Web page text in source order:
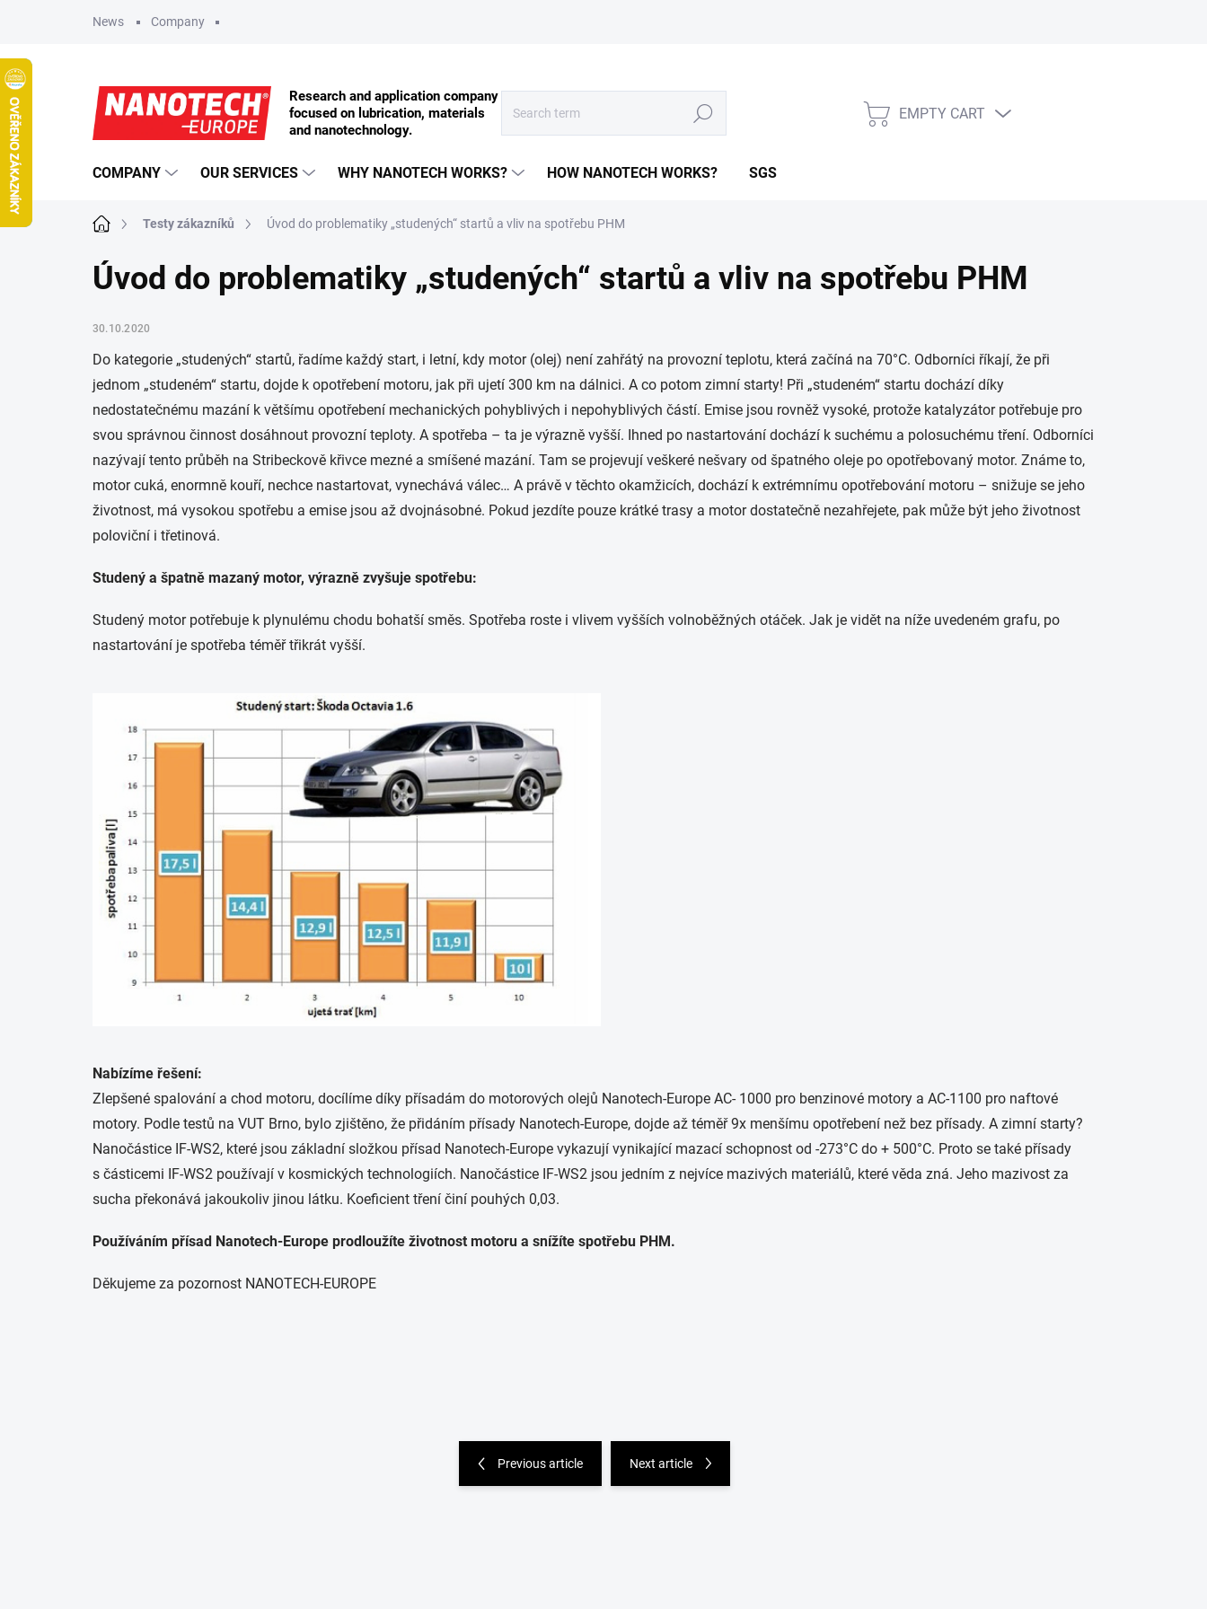
News
Company
Search SHOPPING CART
EMPTY CART
COMPANY OUR SERVICES WHY NANOTECH WORKS? HOW NANOTECH WORKS? SGS
HomeTesty zákazníků Úvod do problematiky „studených“ startů a vliv na spotřebu PHM
Úvod do problematiky „studených“ startů a vliv na spotřebu PHM
30.10.2020
Do kategorie „studených“ startů, řadíme každý start, i letní, kdy motor (olej) není zahřátý na provozní teplotu, která začíná na 70°C. Odborníci říkají, že při
jednom „studeném“ startu, dojde k opotřebení motoru, jak při ujetí 300 km na dálnici. A co potom zimní starty! Při „studeném“ startu dochází díky
nedostatečnému mazání k většímu opotřebení mechanických pohyblivých i nepohyblivých částí. Emise jsou rovněž vysoké, protože katalyzátor potřebuje pro
svou správnou činnost dosáhnout provozní teploty. A spotřeba – ta je výrazně vyšší. Ihned po nastartování dochází k suchému a polosuchému tření. Odborníci
nazývají tento průběh na Stribeckově křivce mezné a smíšené mazání. Tam se projevují veškeré nešvary od špatného oleje po opotřebovaný motor. Známe to,
motor cuká, enormně kouří, nechce nastartovat, vynechává válec… A právě v těchto okamžicích, dochází k extrémnímu opotřebování motoru – snižuje se jeho
životnost, má vysokou spotřebu a emise jsou až dvojnásobné. Pokud jezdíte pouze krátké trasy a motor dostatečně nezahřejete, pak může být jeho životnost
poloviční i třetinová.
Studený a špatně mazaný motor, výrazně zvyšuje spotřebu:
Studený motor potřebuje k plynulému chodu bohatší směs. Spotřeba roste i vlivem vyšších volnoběžných otáček. Jak je vidět na níže uvedeném grafu, po
nastartování je spotřeba téměř třikrát vyšší.
Nabízíme řešení:
Zlepšené spalování a chod motoru, docílíme díky přísadám do motorových olejů Nanotech-Europe AC- 1000 pro benzinové motory a AC-1100 pro naftové
motory. Podle testů na VUT Brno, bylo zjištěno, že přidáním přísady Nanotech-Europe, dojde až téměř 9x menšímu opotřebení než bez přísady. A zimní starty?
Nanočástice IF-WS2, které jsou základní složkou přísad Nanotech-Europe vykazují vynikající mazací schopnost od -273°C do + 500°C. Proto se také přísady
s částicemi IF-WS2 používají v kosmických technologiích. Nanočástice IF-WS2 jsou jedním z nejvíce mazivých materiálů, které věda zná. Jeho mazivost za
sucha překonává jakoukoliv jinou látku. Koeficient tření činí pouhých 0,03.
Používáním přísad Nanotech-Europe prodloužíte životnost motoru a snížíte spotřebu PHM.
Děkujeme za pozornost NANOTECH-EUROPE
Previous article Next article